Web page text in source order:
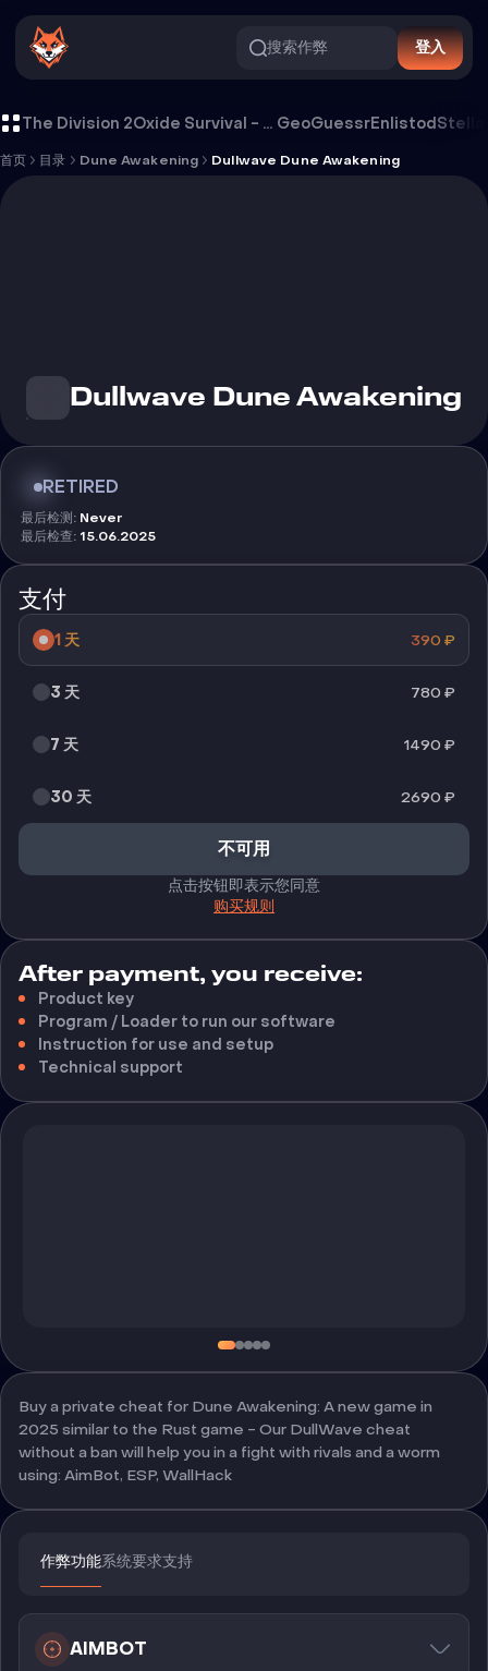
搜索作弊 登入
The Division 2 Oxide Survival - Rust Mobile GeoGuessrEnlistodStella
首页 目录 Dune Awakening Dullwave Dune Awakening
Dullwave Dune Awakening
RETIRED
最后检测: Never
最后检查: 15.06.2025
支付
1 天 390 ₽
3 天 780 ₽
7 天 1490 ₽
30 天 2690 ₽
不可用
点击按钮即表示您同意
购买规则
After payment, you receive:
Product key
Program / Loader to run our software
Instruction for use and setup
Technical support
Buy a private cheat for Dune Awakening: A new game in
2025 similar to the Rust game - Our DullWave cheat
without a ban will help you in a fight with rivals and a worm
using: AimBot, ESP, WallHack
作弊功能系统要求支持
AIMBOT